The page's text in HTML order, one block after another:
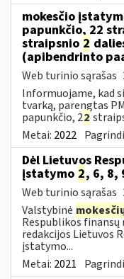
mokesčio
papunkčio, 22
straipsnio 2
(apibendrinto
Web turinio sąrašas
Informuojame, kad
tvarką, parengtas
papunkčio, 22
Metai: 2022
Dėl Lietuvos
įstatymo 2, 6, 8,
Web turinio sąrašas
Valstybinė
Respublikos
redakcijos Lietuvos
įstatymo...
Metai: 2021